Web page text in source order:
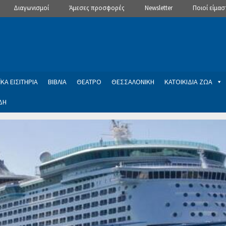
Διαγωνισμοί Άμεσες προσφορές Newsletter Ποιοί
ΕΙΣΙΤΗΡΙΑ ΒΙΒΛΙΑ ΘΕΑΤΡΟ ΘΕΣΣΑΛΟΝΙΚΗ ΚΑΤΟΙΚΙΔΙΑ ΖΩΑ
Newsletter
εγγραφής στο Newsletter του Dealistas.grΕπικοινωνία